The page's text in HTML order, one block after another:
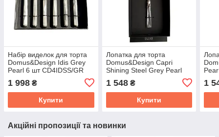
Набір виделок для торта
Domus&Design Idis Grey
Pearl 6 шт CD4IDSS/GR
1 998 ₴
Купити
Лопатка для торта
Domus&Design Capri
Shining Steel Grey Pearl
1 548₴
Купити
1
Акційні пропозиції та новинки